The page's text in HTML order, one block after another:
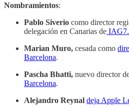
Nombramientos:
Pablo Siverio como director
delegación en Canarias de IAG7.
Marian Muro, cesada como
Barcelona.
Pascha Bhatti, nuevo director
Barcelona.
Alejandro Reynal deja Apple